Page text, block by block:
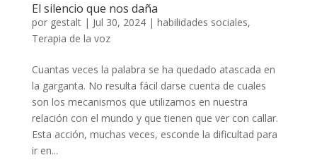
El silencio que nos daña
por gestalt| Jul 30, 2024| habilidades sociales,
Terapia de la voz
Cuantas veces la palabra se ha quedado atascada en
la garganta. No resulta fácil darse cuenta de cuales
son los mecanismos que utilizamos en nuestra
relación con el mundo y que tienen que ver con callar.
Esta acción, muchas veces, esconde la dificultad para
ir en...